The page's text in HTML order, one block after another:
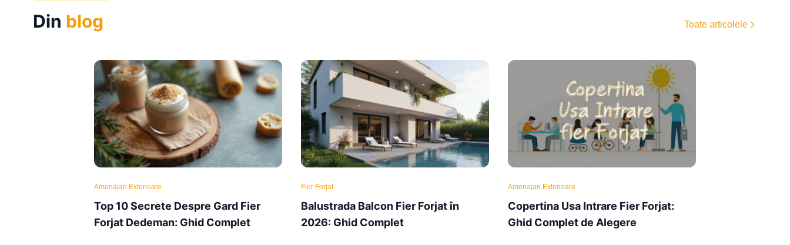
Din blog Toate articolele
Amenajari Exterioare
Top 10 Secrete Despre Gard Fier
Forjat Dedeman: Ghid Complet
Fier Forjat
Balustrada Balcon Fier Forjat în
2026: Ghid Complet
Amenajari Exterioare
Copertina Usa Intrare Fier Forjat:
Ghid Complet de Alegere